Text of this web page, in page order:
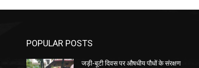
POPULAR POSTS
जड़ी-बूटी दिवस पर औषधीय पौधों के संरक्षण